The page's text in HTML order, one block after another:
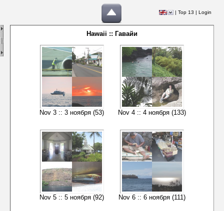
| Top 13 | Login
Hawaii :: Гавайи
Nov 3 :: 3 ноября (53) Nov 4 :: 4 ноября (133)
Nov 5 :: 5 ноября (92) Nov 6 :: 6 ноября (111)